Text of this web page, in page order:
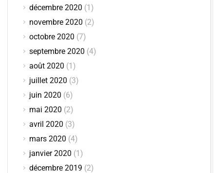
décembre 2020 (1)
novembre 2020 (2)
octobre 2020 (7)
septembre 2020 (4)
août 2020 (1)
juillet 2020 (3)
juin 2020 (6)
mai 2020 (2)
avril 2020 (3)
mars 2020 (4)
janvier 2020 (1)
décembre 2019 (2)